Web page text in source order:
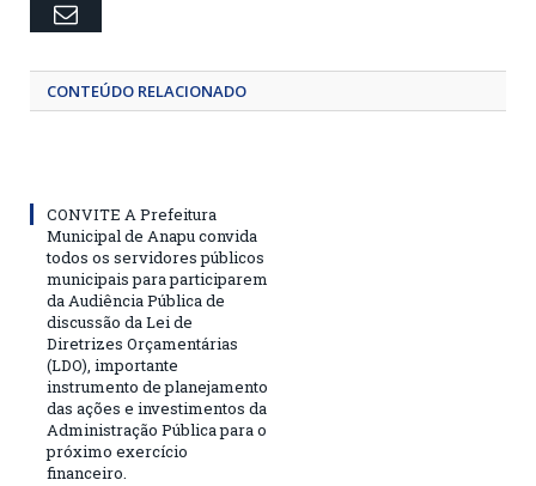
Email
CONTEÚDO RELACIONADO
CONVITE A Prefeitura
Municipal de Anapu convida
todos os servidores públicos
municipais para participarem
da Audiência Pública de
discussão da Lei de
Diretrizes Orçamentárias
(LDO), importante
instrumento de planejamento
das ações e investimentos da
Administração Pública para o
próximo exercício
financeiro.